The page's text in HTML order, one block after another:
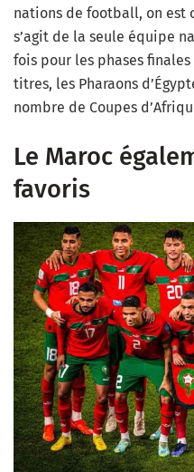
nations de football, on est
s’agit de la seule équipe
fois pour les phases finales
titres, les Pharaons
nombre de Coupes
Le Maroc
favoris